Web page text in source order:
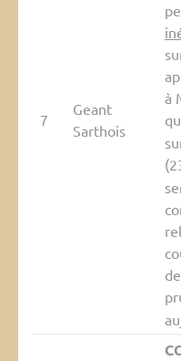
7
Geant
Sarthois
à